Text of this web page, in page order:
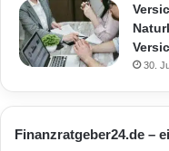
30.
Finanzratgeber24.de –